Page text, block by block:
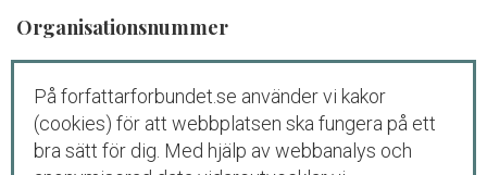
Organisationsnummer
802004-7687
Telefon
Växeln:08-545 132 00
På forfattarforbundet.se använder vi kakor
(cookies) för att webbplatsen ska fungera på ett
bra sätt för dig. Med hjälp av webbanalys och